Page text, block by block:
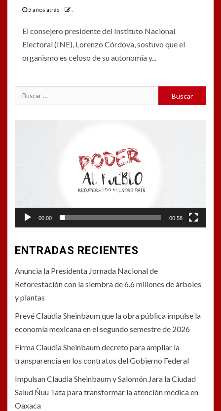
5 años atrás .
El consejero presidente del Instituto Nacional
Electoral (INE), Lorenzo Córdova, sostuvo que el
organismo es celoso de su autonomía y...
Buscar:
00:00 00:58
ENTRADAS RECIENTES
Anuncia la Presidenta Jornada Nacional de
Reforestación con la siembra de 6.6 millones de árboles
y plantas
Prevé Claudia Sheinbaum que la obra pública impulse la
economía mexicana en el segundo semestre de 2026
Firma Claudia Sheinbaum decreto para ampliar la
transparencia en los contratos del Gobierno Federal
Impulsan Claudia Sheinbaum y Salomón Jara la Ciudad
Salud Ñuu Tata para transformar la atención médica en
Oaxaca